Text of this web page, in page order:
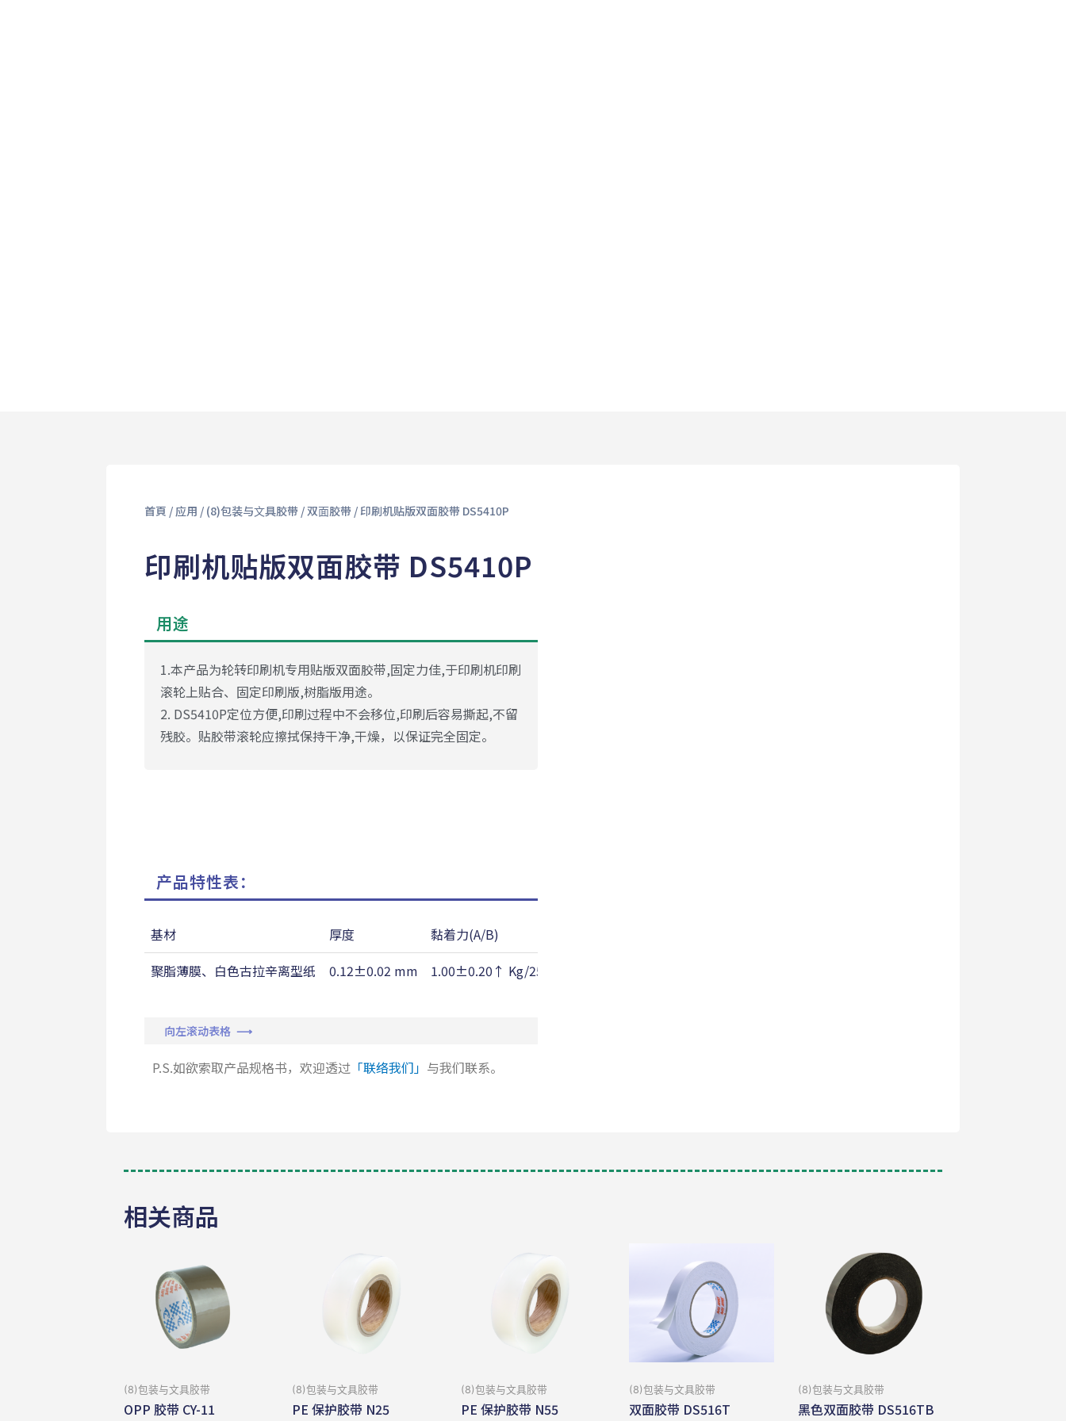
首頁 / 应用 / (8)包装与⽂具胶带/双⾯胶带/ 印刷机贴版双面胶带 DS5410P
印刷机贴版双面胶带 DS5410P
用途
1.本产品为轮转印刷机专用贴版双面胶带,固定力佳,于印刷机印刷
滚轮上贴合、固定印刷版,树脂版用途。
2. DS5410P定位方便,印刷过程中不会移位,印刷后容易撕起,不留
残胶。贴胶带滚轮应擦拭保持干净,干燥，以保证完全固定。
产品特性表：
基材 厚度 黏着力(A/B)
聚脂薄膜、白色古拉辛离型纸
0.12±0.02 mm 1.00±0.20↑ Kg/25mm
向左滚动表格 ⟶
P.S.如欲索取产品规格书，欢迎透过「联络我们」 与我们联系。
相关商品
(8)包装与⽂具胶带
OPP 胶带 CY-11
(8)包装与⽂具胶带
PE 保护胶带 N25
(8)包装与⽂具胶带
PE 保护胶带 N55
(8)包装与⽂具胶带
双面胶带 DS516T
(8)包装与⽂具胶带
黑色双面胶带 DS516TB